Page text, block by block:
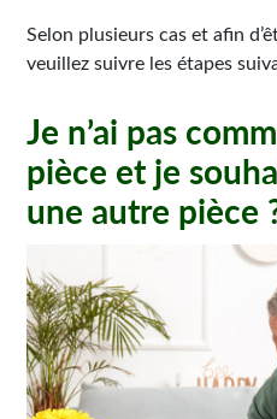
Selon plusieurs cas et afin
veuillez suivre les étapes
Je n’ai pas
pièce et je
une autre pièce